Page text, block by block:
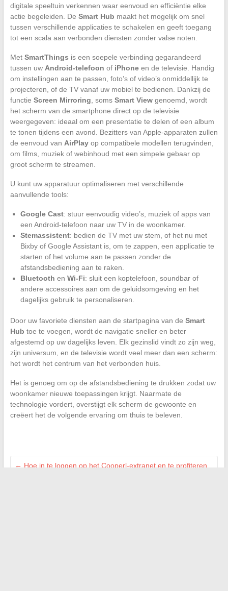
digitale speeltuin verkennen waar eenvoud en efficiëntie elke
actie begeleiden. De Smart Hub maakt het mogelijk om snel
tussen verschillende applicaties te schakelen en geeft toegang
tot een scala aan verbonden diensten zonder valse noten.
Met SmartThings is een soepele verbinding gegarandeerd
tussen uw Android-telefoon of iPhoneen de televisie. Handig
om instellingen aan te passen, foto’s of video’s onmiddellijk te
projecteren, of de TV vanaf uw mobiel te bedienen. Dankzij de
functie Screen Mirroring , soms Smart Viewgenoemd, wordt
het scherm van de smartphone direct op de televisie
weergegeven: ideaal om een presentatie te delen of een album
te tonen tijdens een avond. Bezitters van Apple-apparaten zullen
de eenvoud van AirPlayop compatibele modellen terugvinden,
om films, muziek of webinhoud met een simpele gebaar op
groot scherm te streamen.
U kunt uw apparatuur optimaliseren met verschillende
aanvullende tools:
Google Cast: stuur eenvoudig video’s, muziek of apps van
een Android-telefoon naar uw TV in de woonkamer.
Stemassistent: bedien de TV met uw stem, of het nu met
Bixby of Google Assistant is, om te zappen, een applicatie te
starten of het volume aan te passen zonder de
afstandsbediening aan te raken.
Bluetooth en Wi-Fi: sluit een koptelefoon, soundbar of
andere accessoires aan om de geluidsomgeving en het
dagelijks gebruik te personaliseren.
Door uw favoriete diensten aan de startpagina van de Smart
Hub toe te voegen, wordt de navigatie sneller en beter
afgestemd op uw dagelijks leven. Elk gezinslid vindt zo zijn weg,
zijn universum, en de televisie wordt veel meer dan een scherm:
het wordt het centrum van het verbonden huis.
Het is genoeg om op de afstandsbediening te drukken zodat uw
woonkamer nieuwe toepassingen krijgt. Naarmate de
technologie vordert, overstijgt elk scherm de gewoonte en
creëert het de volgende ervaring om thuis te beleven.
← Hoe in te loggen op het Cooperl-extranet en te profiteren